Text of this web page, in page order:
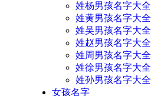
姓杨男孩名字大全
姓黄男孩名字大全
姓吴男孩名字大全
姓赵男孩名字大全
姓周男孩名字大全
姓徐男孩名字大全
姓孙男孩名字大全
女孩名字